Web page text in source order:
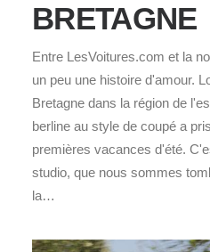
BRETAGNE
Entre LesVoitures.com et la
un peu une histoire d'amour.
Bretagne dans la région de
berline au style de coupé a
premières vacances d'été.
studio, que nous sommes
la…